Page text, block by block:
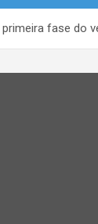
fase do